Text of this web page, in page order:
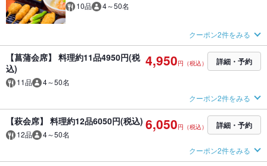
10品 4～50名
クーポン2件をみる
【菖蒲会席】 料理約11品4950円(税
込)
11品 4～50名
4,950円（税込） 詳細・予約
クーポン2件をみる
【萩会席】 料理約12品6050円(税込)
12品 4～50名
6,050円（税込） 詳細・予約
クーポン2件をみる